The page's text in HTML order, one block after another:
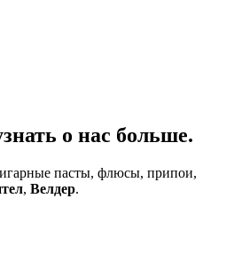
о нас больше.
пасты, флюсы, припои,
, Велдер.